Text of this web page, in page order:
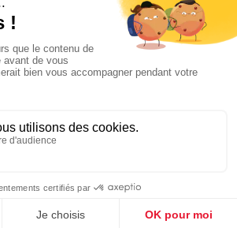
Assistant(e) Plus - Tous droits réservés.